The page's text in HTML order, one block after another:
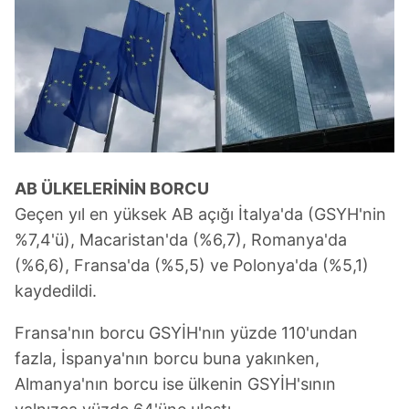
kullanılmaktadır. Diğer çerezler, sitemizin daha işlevsel
kılınması ve kişiselleştirilmesi ve sizlere yönelik
reklam/pazarlama faaliyetlerinin yapılması, amaçlarıyla
sınırlı olarak açık rızanız dahilinde kullanılacaktır.
Çerezlere ilişkin tercihlerinizi aşağıda yer alan panel
vasıtasıyla belirleyebilirsiniz. Çerezlere ilişkin detaylı bilgi
için Ayarlar butonuna tıklayabilir,
Metnimiziziyaret edebilirsiniz.
6698 sayılı Kişisel Verilerin Korunması Kanunu uyarınca
hazırlanmış Aydınlatma Metnimizi okumak ve sitemizde
ilgili mevzuata uygun olarak kullanılan çerezlerle ilgili bilgi
AB ÜLKELERİNİN BORCU
Geçen yıl en yüksek AB açığı İtalya'da (GSYH'nin
%7,4'ü), Macaristan'da (%6,7), Romanya'da
(%6,6), Fransa'da (%5,5) ve Polonya'da (%5,1)
kaydedildi.
Fransa'nın borcu GSYİH'nın yüzde 110'undan
fazla, İspanya'nın borcu buna yakınken,
Almanya'nın borcu ise ülkenin GSYİH'sının